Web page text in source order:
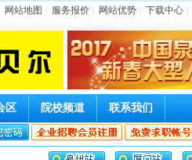
网站地图 服务报价 网站优势 下载中心
区 院校频道 联系我们